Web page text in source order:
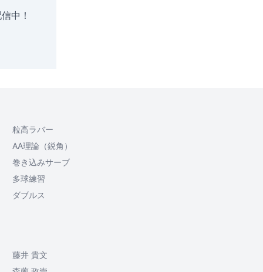
中！
粒高ラバー
AA理論（鋭角）
巻き込みサーブ
多球練習
ダブルス
藤井 貴文